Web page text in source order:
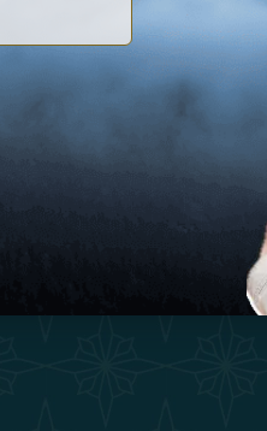
и йога: ОАЭ
Вдохновения
Опыт